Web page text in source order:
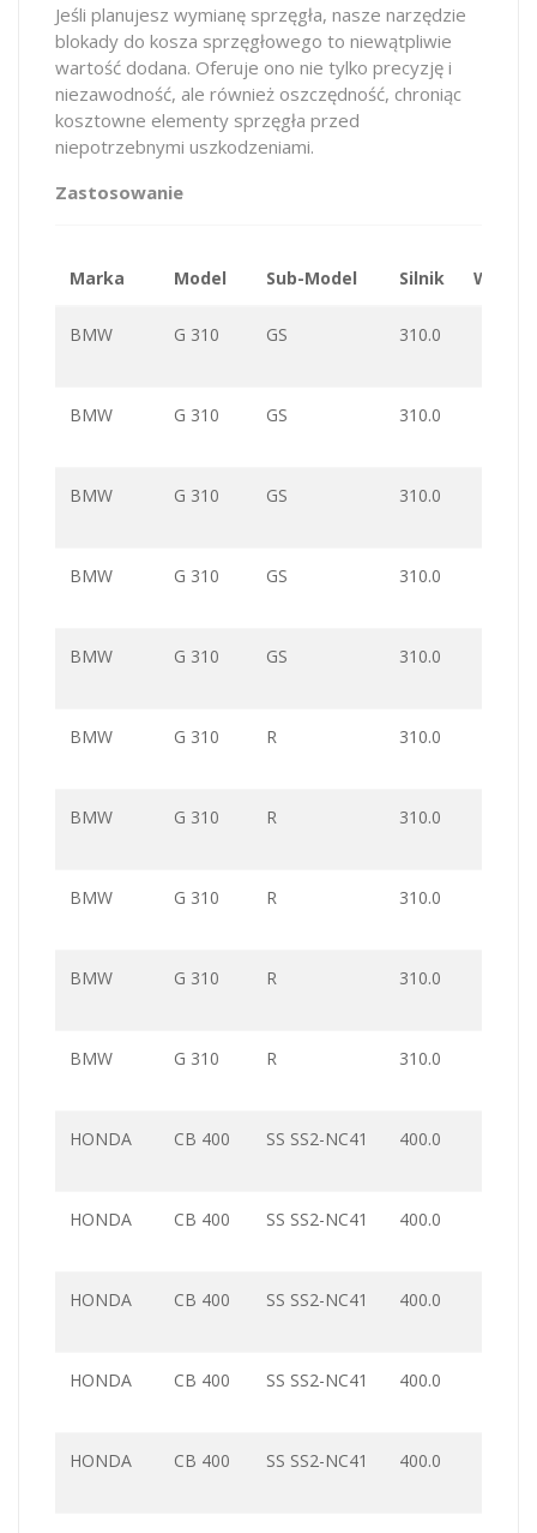
Jeśli planujesz wymianę sprzęgła, nasze narzędzie
blokady do kosza sprzęgłowego to niewątpliwie
wartość dodana. Oferuje ono nie tylko precyzję i
niezawodność, ale również oszczędność, chroniąc
kosztowne elementy sprzęgła przed
niepotrzebnymi uszkodzeniami.
Zastosowanie
Marka Model Sub-Model Silnik
BMW G 310 GS 310.0
BMW G 310 GS 310.0
BMW G 310 GS 310.0
BMW G 310 GS 310.0
BMW G 310 GS 310.0
BMW G 310 R 310.0
BMW G 310 R 310.0
BMW G 310 R 310.0
BMW G 310 R 310.0
BMW G 310 R 310.0
HONDA CB 400 SS SS2-NC41 400.0
HONDA CB 400 SS SS2-NC41 400.0
HONDA CB 400 SS SS2-NC41 400.0
HONDA CB 400 SS SS2-NC41 400.0
HONDA CB 400 SS SS2-NC41 400.0